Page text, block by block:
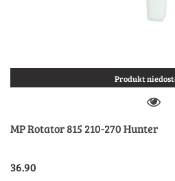
Produkt
MP Rotator 815 210-270 Hunter
36.90